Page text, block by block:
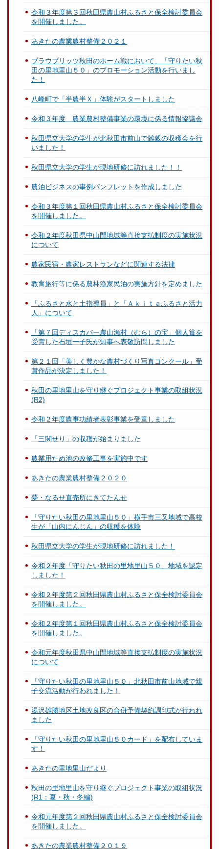
令和３年度第３回秋田県農山村ふるさと保全検討委員会
を開催しました。
あきたの農業農村整備２０２１
ブラウブリッツ秋田のホーム戦において、「守りたい秋
田の里地里山５０」のプロモーション活動を行いまし
た！
八峰町で「半農半Ｘ」体験がスタートしました
令和３年度 農業農村整備事業の環境に係る情報協議会
秋田県立大学の学生が北秋田市前山で雑穀の収穫会を行
いました！
秋田県立大学の学生が現地研修に訪れました！！
農泊ビジネスの事例パンフレットを作成しました
令和３年度第１回秋田県農山村ふるさと保全検討委員会
を開催しました。
令和２年度秋田県中山間地域等直接支払制度の実施状況
について
農家民宿・農家レストランなどに関連する法律
教育旅行等に係る農林漁家民泊の実施方針を定めました
「ふるさと水と土指導員」と「Ａｋｉｔａふるさと活力
人」について
「第７回ディスカバー農山漁村（むら）の宝」個人賞を
受賞した石垣一子氏が知事へ表敬訪問しました
第２１回「美しく豊かな農村づくり写真コンクール」受
賞作品が決定しました！
秋田の里地里山を守り継ぐプロジェクト事業の取組状況
(R2)
令和２年度農事功績者表彰事業を受章しました
「三関せり」の収穫が始まりました
農業用ため池の改修工事を実施中です
あきたの農業農村整備２０２０
夢・なるせ直売所にきてたんせ
「守りたい秋田の里地里山５０」横手市三又地域で高校
生が「山内にんじん」の収穫を体験
秋田県立大学の学生が現地研修に訪れました！
令和２年度「守りたい秋田の里地里山５０」地域を認定
しました！
令和２年度第２回秋田県農山村ふるさと保全検討委員会
を開催しました。
令和２年度第１回秋田県農山村ふるさと保全検討委員会
を開催しました。
令和元年度秋田県中山間地域等直接支払制度の実施状況
について
「守りたい秋田の里地里山５０」北秋田市前山地域で親
子交流活動が行われました！
湯沢雄勝地区土地改良区の合併予備契約調印式が行われ
ました
「守りたい秋田の里地里山５０カード」を配布していま
す！
あきたの里地里山だより
秋田の里地里山を守り継ぐプロジェクト事業の取組状況
(R1：夏・秋・冬編)
令和元年度第２回秋田県農山村ふるさと保全検討委員会
を開催しました。
あきたの農業農村整備２０１９